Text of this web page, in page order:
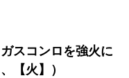
スコンロを強火に
【火】）